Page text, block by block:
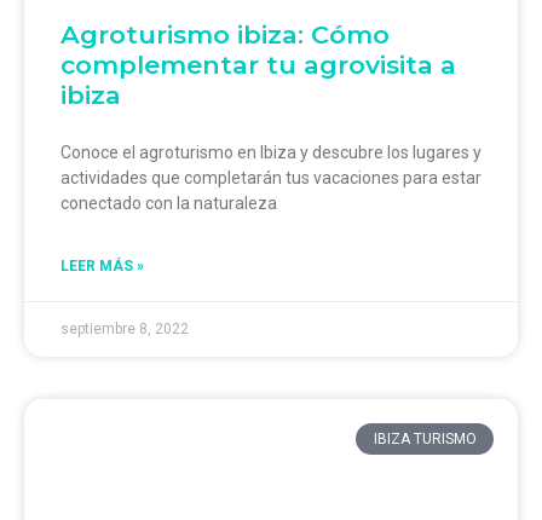
Agroturismo ibiza: Cómo
complementar tu agrovisita a
ibiza
Conoce el agroturismo en Ibiza y descubre los lugares y
actividades que completarán tus vacaciones para estar
conectado con la naturaleza
LEER MÁS »
septiembre 8, 2022
IBIZA TURISMO